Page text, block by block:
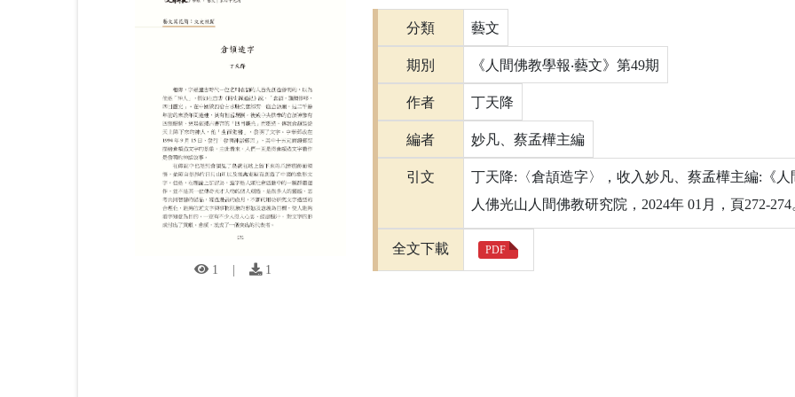
1 | 1
分類 藝文
期別 《人間佛教學報‧藝文》第49期
作者 丁天降
編者 妙凡、蔡孟樺主編
引文
丁天降:〈倉頡造字〉，收入妙凡、蔡孟樺主編:《
人佛光山人間佛教研究院，2024年 01月，頁272-274
全文下載 PDF